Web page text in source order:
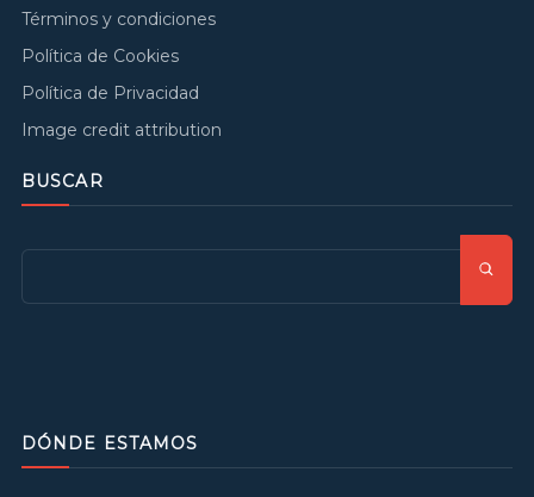
Términos y condiciones
Política de Cookies
Política de Privacidad
Image credit attribution
BUSCAR
DÓNDE ESTAMOS